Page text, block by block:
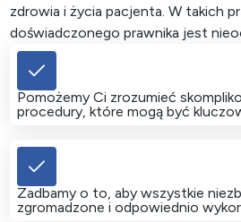
zdrowia i życia pacjenta. W takich
doświadczonego prawnika jest
Pomożemy Ci zrozumieć
procedury, które mogą być
Zadbamy o to, aby wszystkie
zgromadzone i odpowiednio